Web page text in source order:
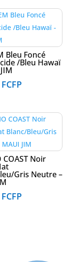
Bleu Foncé
/Bleu Hawaï
FCFP
COAST Noir
Gris Neutre –
FCFP